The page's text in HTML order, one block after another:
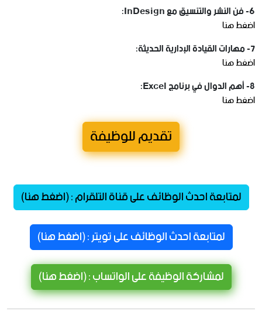
6- فن النشر والتنسيق مع InDesign:
اضغط هنا
7- مهارات القيادة الإدارية الحديثة:
اضغط هنا
8- أهم الدوال في برنامج Excel:
اضغط هنا
تقديم للوظيفة
لمتابعة احدث الوظائف على قناة التلقرام : (اضغط هنا)
لمتابعة احدث الوظائف على تويتر : (اضغط هنا)
لمشاركة الوظيفة على الواتساب : (اضغط هنا)